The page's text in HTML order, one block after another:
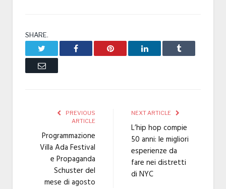
SHARE.
Facebook Pinterest LinkedIn Tumblr
Email
PREVIOUS
ARTICLE
Programmazione
Villa Ada Festival
e Propaganda
Schuster del
mese di agosto
NEXT ARTICLE
L’hip hop compie
50 anni: le migliori
esperienze da
fare nei distretti
di NYC